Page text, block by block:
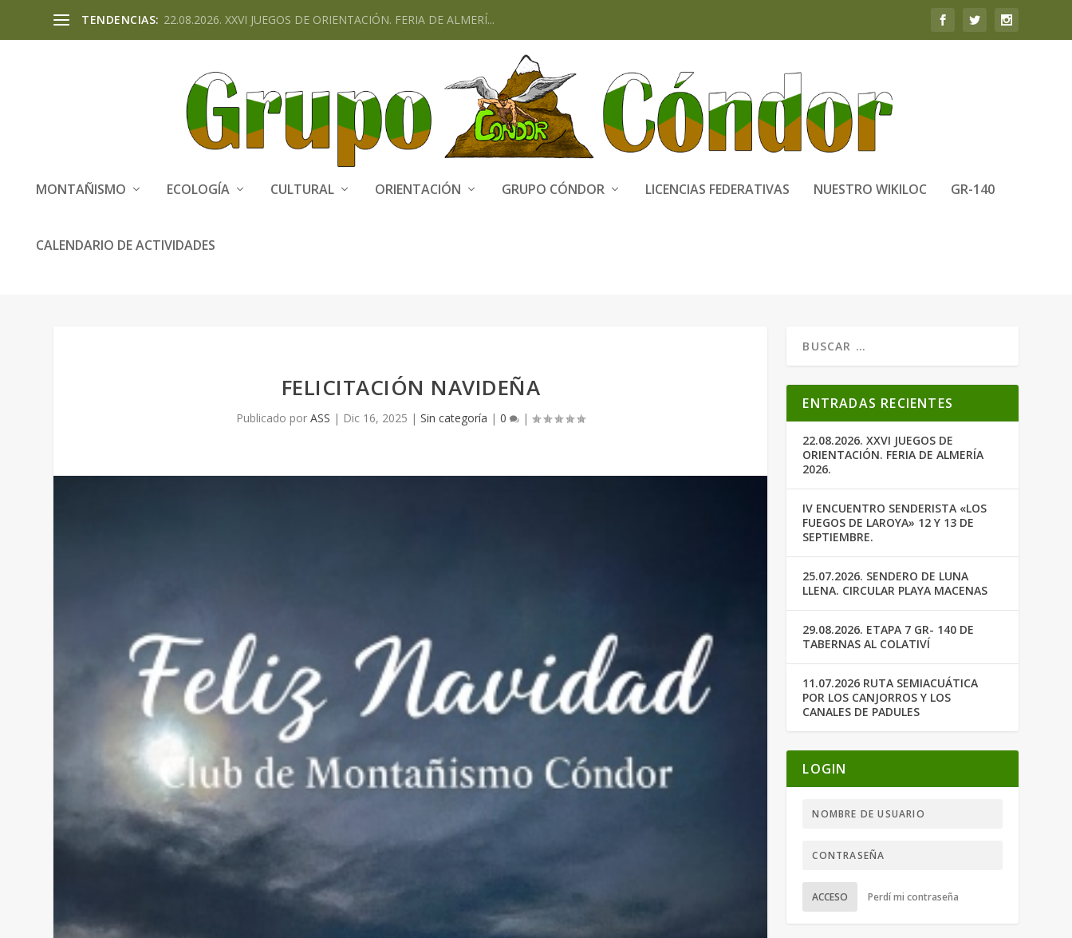
TENDENCIAS: 22.08.2026. XXVI JUEGOS DE ORIENTACIÓN. FERIA DE ALMERÍ...
MONTAÑISMO ECOLOGÍA CULTURAL ORIENTACIÓN GRUPO CÓNDOR LICENCIAS FEDERATIVAS NUESTRO WIKILOC GR-140
CALENDARIO DE ACTIVIDADES
FELICITACIÓN NAVIDEÑA
Publicado porASS | Dic 16, 2025 |Sin categoría |0 |
ENTRADAS RECIENTES
22.08.2026. XXVI JUEGOS DE
ORIENTACIÓN. FERIA DE ALMERÍA
2026.
IV ENCUENTRO SENDERISTA «LOS
FUEGOS DE LAROYA» 12 Y 13 DE
SEPTIEMBRE.
25.07.2026. SENDERO DE LUNA
LLENA. CIRCULAR PLAYA MACENAS
29.08.2026. ETAPA 7 GR- 140 DE
TABERNAS AL COLATIVÍ
11.07.2026 RUTA SEMIACUÁTICA
POR LOS CANJORROS Y LOS
CANALES DE PADULES
LOGIN
ACCESO Perdí mi contraseña